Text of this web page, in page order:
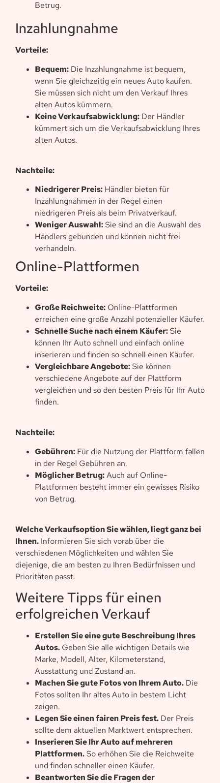
Betrug.
Inzahlungnahme
Vorteile:
Bequem:Die Inzahlungnahme ist bequem,
wenn Sie gleichzeitig ein neues Auto kaufen.
Sie müssen sich nicht um den Verkauf Ihres
alten Autos kümmern.
Keine Verkaufsabwicklung:Der Händler
kümmert sich um die Verkaufsabwicklung Ihres
alten Autos.
Nachteile:
Niedrigerer Preis:Händler bieten für
Inzahlungnahmen in der Regel einen
niedrigeren Preis als beim Privatverkauf.
Weniger Auswahl:Sie sind an die Auswahl des
Händlers gebunden und können nicht frei
verhandeln.
Online-Plattformen
Vorteile:
Große Reichweite:Online-Plattformen
erreichen eine große Anzahl potenzieller Käufer.
Schnelle Suche nach einem Käufer:Sie
können Ihr Auto schnell und einfach online
inserieren und finden so schnell einen Käufer.
Vergleichbare Angebote:Sie können
verschiedene Angebote auf der Plattform
vergleichen und so den besten Preis für Ihr Auto
finden.
Nachteile:
Gebühren:Für die Nutzung der Plattform fallen
in der Regel Gebühren an.
Möglicher Betrug:Auch auf Online-
Plattformen besteht immer ein gewisses Risiko
von Betrug.
Welche Verkaufsoption Sie wählen, liegt ganz bei
Ihnen.Informieren Sie sich vorab über die
verschiedenen Möglichkeiten und wählen Sie
diejenige, die am besten zu Ihren Bedürfnissen und
Prioritäten passt.
Weitere Tipps für einen
erfolgreichen Verkauf
Erstellen Sie eine gute Beschreibung Ihres
Autos.Geben Sie alle wichtigen Details wie
Marke, Modell, Alter, Kilometerstand,
Ausstattung und Zustand an.
Machen Sie gute Fotos von Ihrem Auto.Die
Fotos sollten Ihr altes Auto in bestem Licht
zeigen.
Legen Sie einen fairen Preis fest.Der Preis
sollte dem aktuellen Marktwert entsprechen.
Inserieren Sie Ihr Auto auf mehreren
Plattformen.So erhöhen Sie die Reichweite
und finden schneller einen Käufer.
Beantworten Sie die Fragen der